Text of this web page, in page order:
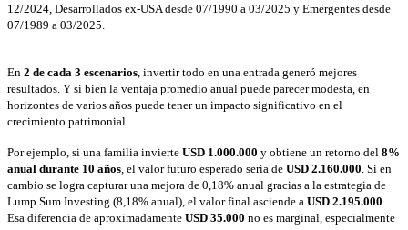
12/2024, Desarrollados ex-USA desde 07/1990 a 03/2025 y Emergentes desde
07/1989 a 03/2025.
En 2 de cada 3 escenarios , invertir todo en una entrada generó mejores
resultados. Y si bien la ventaja promedio anual puede parecer modesta, en
horizontes de varios años puede tener un impacto significativo en el
crecimiento patrimonial.
Por ejemplo, si una familia invierte USD 1.000.000 y obtiene un retorno del 8%
anual durante 10 años , el valor futuro esperado sería de USD 2.160.000 . Si en
cambio se logra capturar una mejora de 0,18% anual gracias a la estrategia de
Lump Sum Investing (8,18% anual), el valor final asciende a USD 2.195.000
Esa diferencia de aproximadamente USD 35.000 no es marginal, especialmente